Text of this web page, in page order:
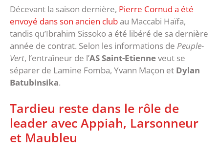
Décevant la saison dernière, Pierre Cornud a été
envoyé dans son ancien clubau Maccabi Haïfa,
tandis qu’Ibrahim Sissoko a été libéré de sa dernière
année de contrat. Selon les informations de Peuple-
Vert, l’entraîneur de l’AS Saint-Etienneveut se
séparer de Lamine Fomba, Yvann Maçon et Dylan
Batubinsika.
Tardieu reste dans le rôle de
leader avec Appiah, Larsonneur
et Maubleu